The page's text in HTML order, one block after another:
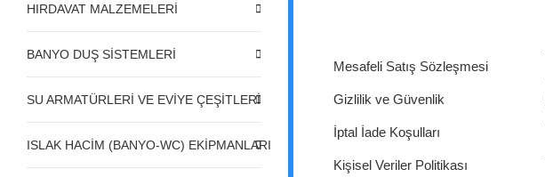
HIRDAVAT MALZEMELERİ
BANYO DUŞ SİSTEMLERİ
SU ARMATÜRLERİ VE EVİYE ÇEŞİTLERİ
ISLAK HACİM (BANYO-WC) EKİPMANLARI
Mesafeli Satış Sözleşmesi
Gizlilik ve Güvenlik
İptal İade Koşulları
Kişisel Veriler Politikası